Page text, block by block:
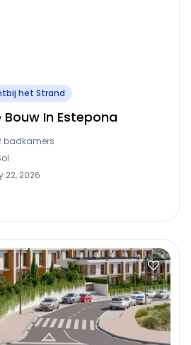
het Strand
In Estepona
badkamers
22, 2026